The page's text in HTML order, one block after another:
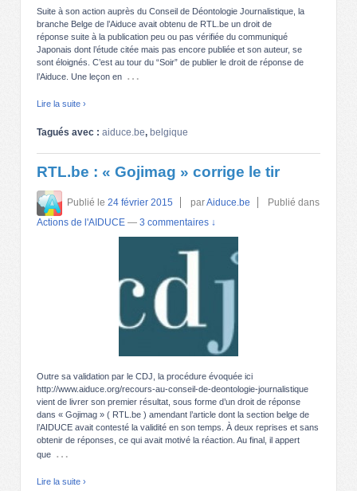
Suite à son action auprès du Conseil de Déontologie Journalistique, la
branche Belge de l’Aiduce avait obtenu de RTL.be un droit de
réponse suite à la publication peu ou pas vérifiée du communiqué
Japonais dont l’étude citée mais pas encore publiée et son auteur, se
sont éloignés. C’est au tour du “Soir” de publier le droit de réponse de
l’Aiduce. Une leçon en …
Lire la suite ›
Tagués avec : aiduce.be, belgique
RTL.be : « Gojimag » corrige le tir
Publié le 24 février 2015 parAiduce.be
Publié dans
Actions de l'AIDUCE — 3 commentaires ↓
Outre sa validation par le CDJ, la procédure évoquée ici
http://www.aiduce.org/recours-au-conseil-de-deontologie-journalistique
vient de livrer son premier résultat, sous forme d’un droit de réponse
dans « Gojimag » ( RTL.be ) amendant l’article dont la section belge de
l’AIDUCE avait contesté la validité en son temps. À deux reprises et sans
obtenir de réponses, ce qui avait motivé la réaction. Au final, il appert
que …
Lire la suite ›